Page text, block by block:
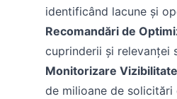
identificând lacune și
Recomandări de
cuprinderii și relevanței
Monitorizare
de milioane de